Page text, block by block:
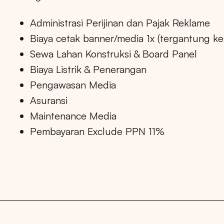
Administrasi Perijinan dan Pajak Reklame
Biaya cetak banner/media 1x (tergantung
Sewa Lahan Konstruksi & Board Panel
Biaya Listrik & Penerangan
Pengawasan Media
Asuransi
Maintenance Media
Pembayaran Exclude PPN 11%